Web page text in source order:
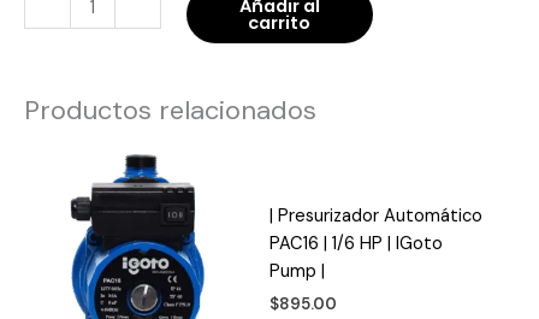
Añadir al
carrito
Productos relacionados
| Presurizador Automático
PAC16 | 1/6 HP | IGoto
Pump |
$895.00